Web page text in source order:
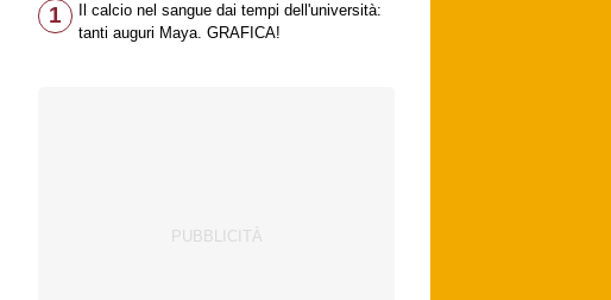
1
Il calcio nel sangue dai tempi dell'università:
tanti auguri Maya. GRAFICA!